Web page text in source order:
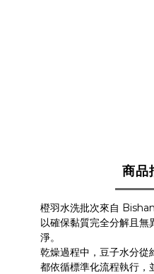
商品
橙羽水洗批次來自
以確保黏質完全分解且無
淨。
乾燥過程中，豆子水分從
都依循標準化流程執行，